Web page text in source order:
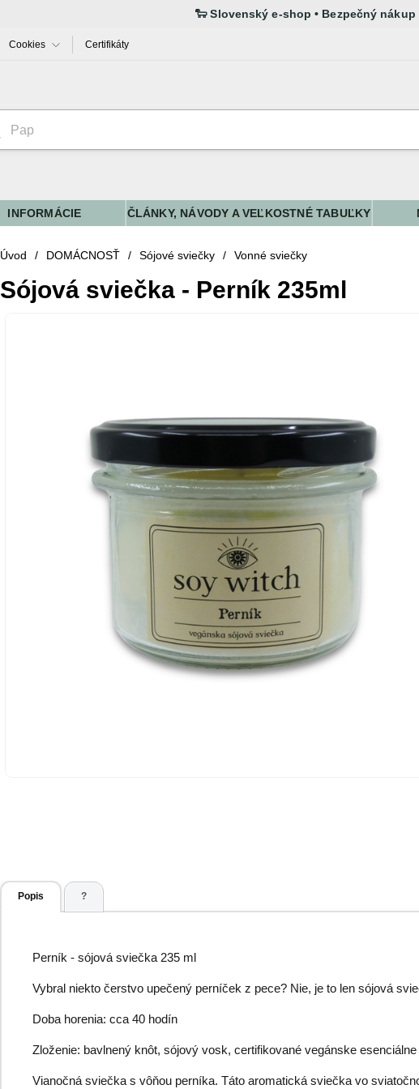
Cookies Certifikáty
INFORMÁCIE ČLÁNKY, NÁVODY A VEĽKOSTNÉ TABUĽKY
Úvod / DOMÁCNOSŤ / Sójové sviečky / Vonné sviečky
Sójová sviečka - Perník 235ml
Popis ?
Perník - sójová sviečka 235 ml
Vybral niekto čerstvo upečený perníček z pece? Nie, je to len sójová
Doba horenia: cca 40 hodín
Zloženie: bavlnený knôt, sójový vosk, certifikované vegánske esenciálne
Vianočná sviečka s vôňou perníka. Táto aromatická sviečka vo